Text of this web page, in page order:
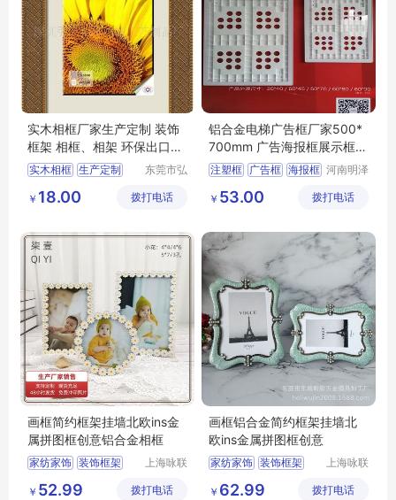
实木相框厂家生产定制 装饰
框架 相框、相架 环保出口工
艺品相框
实木相框 生产定制
东莞市弘
艺制品有
￥ 18.00 拨打电话
铝合金电梯广告框厂家500*
700mm 广告海报框展示框架
广告框架
注塑框 广告框 海报框 河南明泽
有限公司
￥ 53.00 拨打电话
画框简约框架挂墙北欧ins金
属拼图框创意铝合金相框
家纺家饰 装饰框架
上海咏联
公司
￥ 52.99 拨打电话
画框铝合金简约框架挂墙北
欧ins金属拼图框创意
家纺家饰 装饰框架
上海咏联
公司
￥ 62.99 拨打电话